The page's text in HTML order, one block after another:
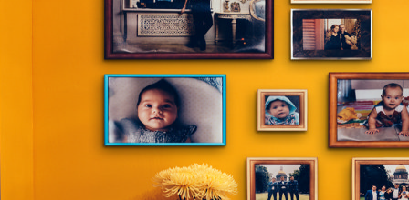
Ваш регион доставки
Выберите из списка: